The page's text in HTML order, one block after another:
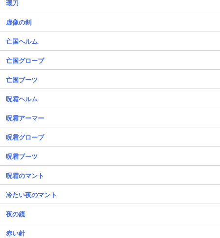
環刀
虚像の剣
亡国ヘルム
亡国グローブ
亡国ブーツ
呪霜ヘルム
呪霜アーマー
呪霜グローブ
呪霜ブーツ
呪霜のマント
冷たい夜のマント
夜の鏡
赤い針